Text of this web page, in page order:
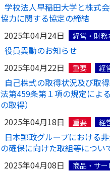
学校法人早稲田大学と株式
協力に関する協定の締結
2025年04月24日
経営・財務
役員異動のお知らせ
2025年04月22日
重要 経
自己株式の取得状況及び取
法第459条第１項の規定によ
の取得）
2025年04月18日
重要 経
日本郵政グループにおける
の確保に向けた取組等につい
2025年04月08日
商品・サー